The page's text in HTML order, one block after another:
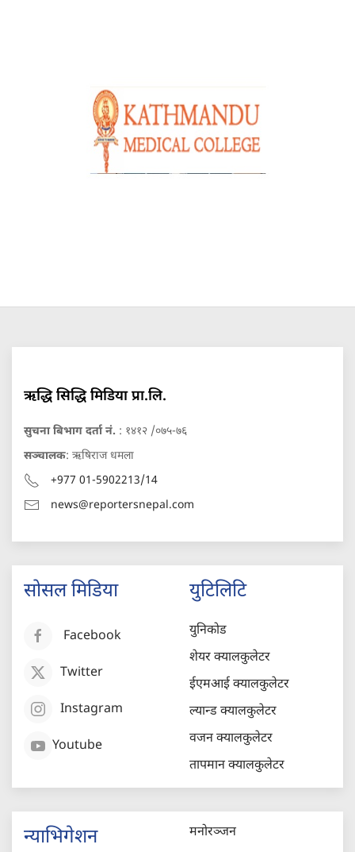
ऋद्धि सिद्धि मिडिया प्रा.लि.
सुचना बिभाग दर्ता नं. : १४१२ /०७५-७६
सञ्चालक: ऋषिराज धमला
+977 01-5902213/14
news@reportersnepal.com
सोसल मिडिया
Facebook
Twitter
Instagram
Youtube
युटिलिटि
युनिकोड
शेयर क्यालकुलेटर
ईएमआई क्यालकुलेटर
ल्यान्ड क्यालकुलेटर
वजन क्यालकुलेटर
तापमान क्यालकुलेटर
न्याभिगेशन
मनोरञ्जन